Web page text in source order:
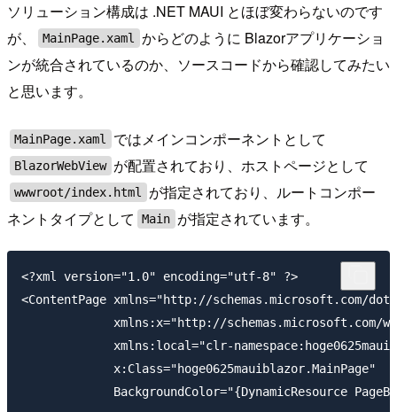
ソリューション構成は .NET MAUI とほぼ変わらないのです
が、
MainPage.xaml
からどのように Blazorアプリケーショ
ンが統合されているのか、ソースコードから確認してみたい
と思います。
MainPage.xaml ではメインコンポーネントとして
BlazorWebView が配置されており、ホストページとして
wwwroot/index.html
が指定されており、ルートコンポー
ネントタイプとして
Main が指定されています。
<?xml version="1.0" encoding="utf-8" ?>
<ContentPage xmlns="http://schemas.microsoft.com/
xmlns:x="http://schemas.microsoft.com/
xmlns:local="clr-
             x:Class="hoge0625mauiblazor.MainPage"
BackgroundColor="{DynamicResource